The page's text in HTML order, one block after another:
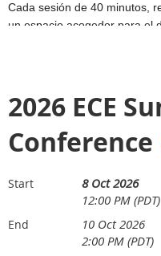
Cada sesión de 40 minutos,
un espacio acogedor para el
y las familias a través de
estarán disponibles sin costo
SelectBooks
Fechas del Club de Lectura
6 de agosto
2026 ECE
Conference
Start
8 Oct 2026
12:00 PM (PDT)
End
10 Oct 2026
2:00 PM (PDT)